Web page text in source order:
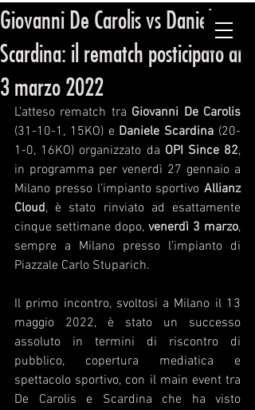
ORGANIZZAZIONE PUGILISTICA ITALIANA
Giovanni De Carolis vs Daniele
Scardina: il rematch posticipato al
3 marzo 2022
L’atteso rematch tra Giovanni De Carolis
(31-10-1, 15KO) e Daniele Scardina (20-
1-0, 16KO) organizzato da OPI Since 82,
in programma per venerdì 27 gennaio a
Milano presso l’impianto sportivo Allianz
Cloud, è stato rinviato ad esattamente
cinque settimane dopo, venerdì 3 marzo,
sempre a Milano presso l’impianto di
Piazzale Carlo Stuparich.
Il primo incontro, svoltosi a Milano il 13
maggio 2022, è stato un successo
assoluto in termini di riscontro di
pubblico, copertura mediatica e
spettacolo sportivo, con il main event tra
De Carolis e Scardina che ha visto